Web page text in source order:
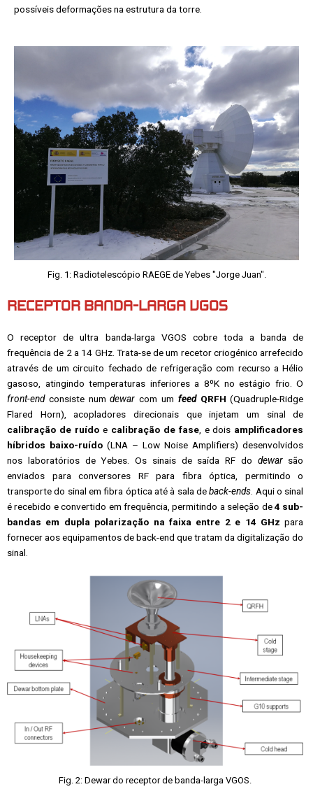
possíveis deformações na estrutura da torre.
Fig. 1: Radiotelescópio RAEGE de Yebes "Jorge Juan".
RECEPTOR BANDA-LARGA VGOS
O receptor de ultra banda-larga VGOS cobre toda a banda de
frequência de 2 a 14 GHz. Trata-se de um recetor criogénico arrefecido
através de um circuito fechado de refrigeração com recurso a Hélio
gasoso, atingindo temperaturas inferiores a 8ºK no estágio frio. O
front-endconsiste numdewar com um feedQRFH (Quadruple-Ridge
Flared Horn), acopladores direcionais que injetam um sinal de
calibração de ruídoe calibração de fase, e dois amplificadores
híbridos baixo-ruído (LNA – Low Noise Amplifiers) desenvolvidos
nos laboratórios de Yebes. Os sinais de saída RF do dewarsão
enviados para conversores RF para fibra óptica, permitindo o
transporte do sinal em fibra óptica até à sala deback-ends . Aqui o sinal
é recebido e convertido em frequência, permitindo a seleção de4 sub-
bandas em dupla polarização na faixa entre 2 e 14 GHz para
fornecer aos equipamentos de back-end que tratam da digitalização do
sinal.
Fig. 2: Dewar do receptor de banda-larga VGOS.